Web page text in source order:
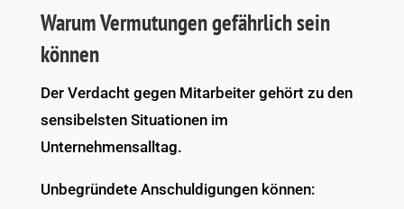
Warum Vermutungen gefährlich sein
können
Der Verdacht gegen Mitarbeiter gehört zu den
sensibelsten Situationen im
Unternehmensalltag.
Unbegründete Anschuldigungen können: